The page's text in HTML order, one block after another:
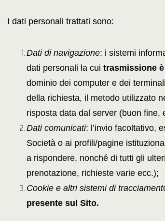
I dati personali trattati sono:
Dati di navigazione: i sistemi
dati personali la cui trasmissione
dominio dei computer e dei
della richiesta, il metodo utilizzato
risposta data dal server (buon fine,
Dati comunicati: l’invio facoltativo,
Società o ai profili/pagine
a rispondere, nonché di tutti gli
prenotazione, richieste varie ecc.);
Cookie e altri sistemi di tracciament
presente sul Sito.